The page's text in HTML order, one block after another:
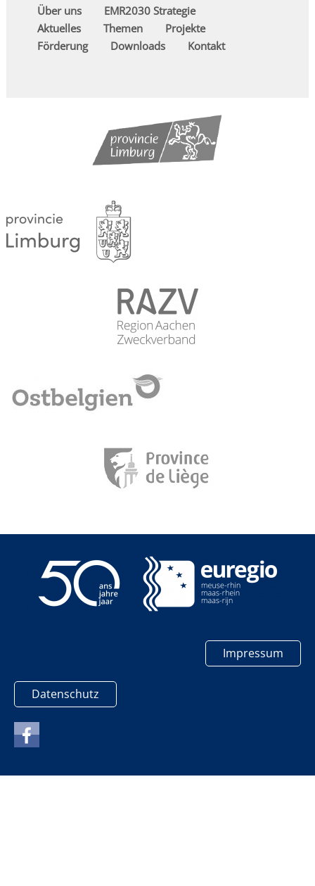
Über uns
EMR2030 Strategie
Aktuelles
Themen
Projekte
Förderung
Downloads Kontakt
Impressum
Datenschutz